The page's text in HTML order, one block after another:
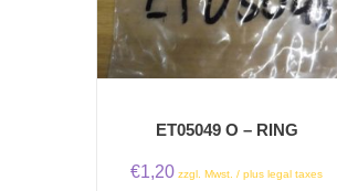
ET05049 O – RING
€1,20 zzgl. Mwst. / plus legal taxes